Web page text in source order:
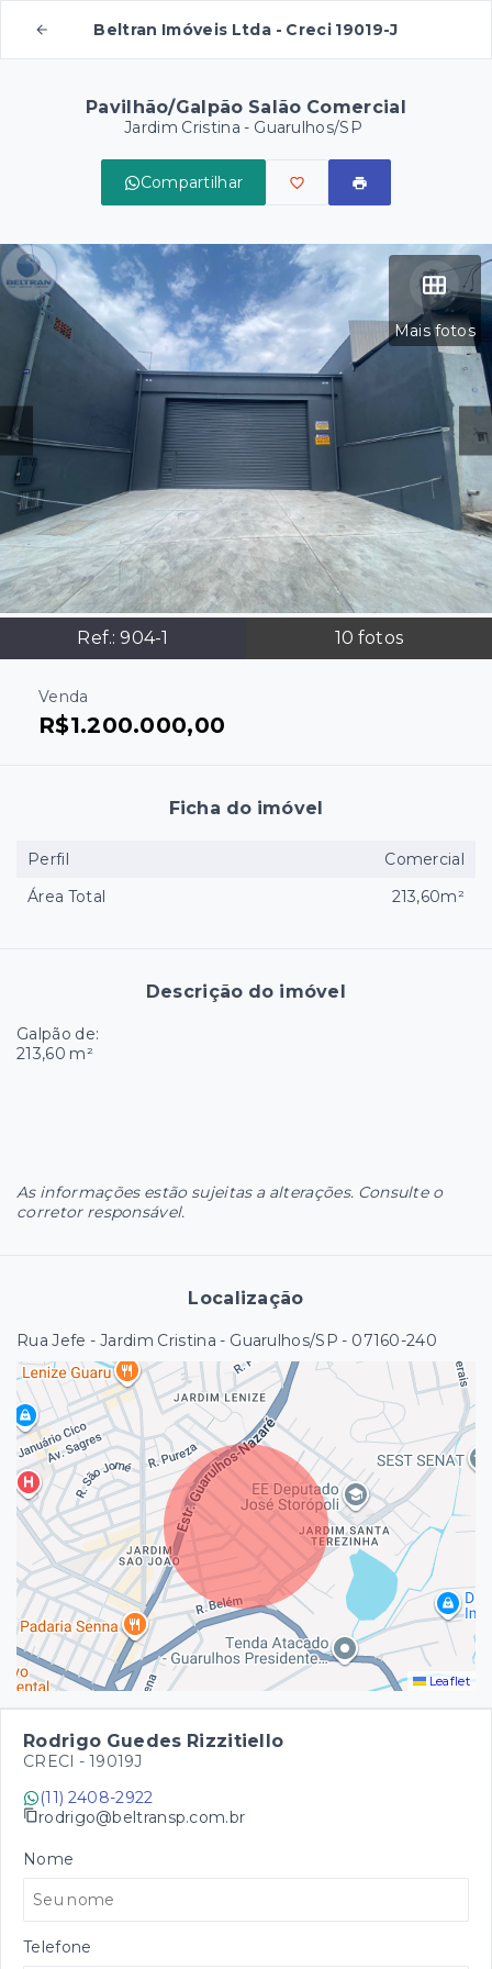
Beltran Imóveis Ltda - Creci 19019-J
Pavilhão/Galpão Salão Comercial
Jardim Cristina - Guarulhos/SP
Compartilhar
Mais fotos
Ref.:904-1 10 fotos
Venda
R$1.200.000,00
Descrição do imóvel
Galpão de:
213,60 m²
As informações estão sujeitas a alterações. Consulte o
corretor responsável.
Localização
Rua Jefe - Jardim Cristina - Guarulhos/SP - 07160-240
Leaflet
Ficha do imóvel
Perfil
Comercial
Área Total
213,60m²
Rodrigo Guedes Rizzitiello
CRECI - 19019J
(11) 2408-2922
rodrigo@beltransp.com.br
Nome
Telefone